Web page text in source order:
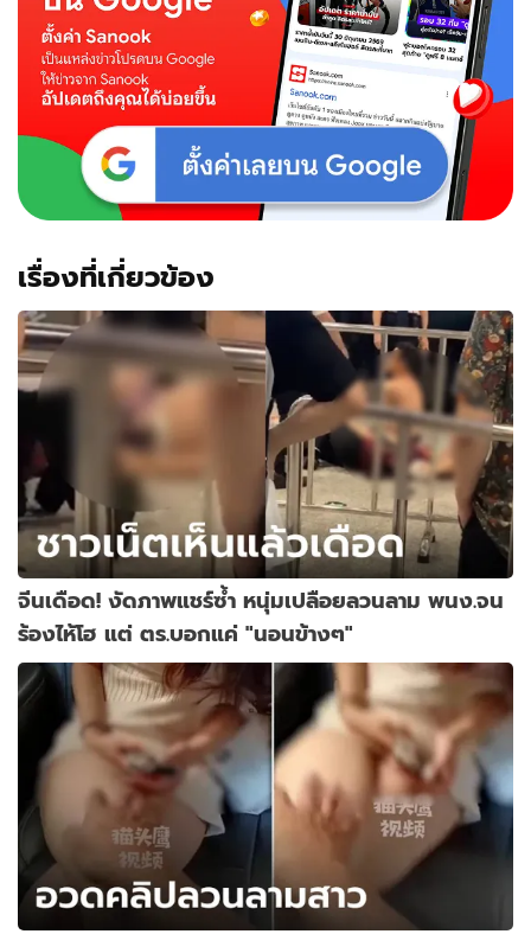
เรื่องที่เกี่ยวข้อง
จีนเดือด! งัดภาพแชร์ซ้ำ หนุ่มเปลือยลวนลาม พนง.จน
ร้องไห้โฮ แต่ ตร.บอกแค่ "นอนข้างๆ"